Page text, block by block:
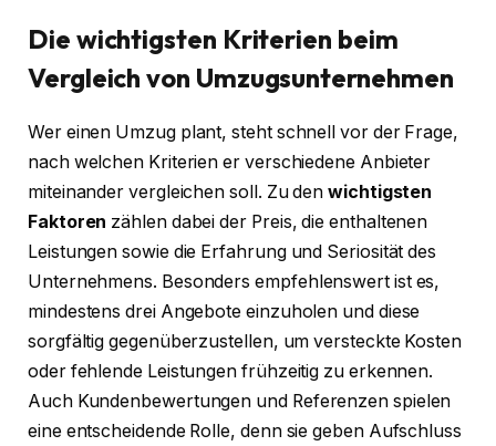
Die wichtigsten Kriterien beim
Vergleich von Umzugsunternehmen
Wer einen Umzug plant, steht schnell vor der Frage,
nach welchen Kriterien er verschiedene Anbieter
miteinander vergleichen soll. Zu denwichtigsten
Faktoren zählen dabei der Preis, die enthaltenen
Leistungen sowie die Erfahrung und Seriosität des
Unternehmens. Besonders empfehlenswert ist es,
mindestens drei Angebote einzuholen und diese
sorgfältig gegenüberzustellen, um versteckte Kosten
oder fehlende Leistungen frühzeitig zu erkennen.
Auch Kundenbewertungen und Referenzen spielen
eine entscheidende Rolle, denn sie geben Aufschluss